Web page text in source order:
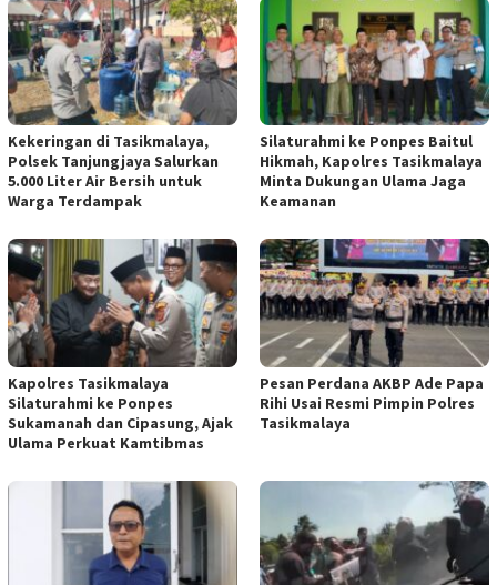
Kekeringan di Tasikmalaya,
Polsek Tanjungjaya Salurkan
5.000 Liter Air Bersih untuk
Warga Terdampak
Silaturahmi ke Ponpes Baitul
Hikmah, Kapolres Tasikmalaya
Minta Dukungan Ulama Jaga
Keamanan
Kapolres Tasikmalaya
Silaturahmi ke Ponpes
Sukamanah dan Cipasung, Ajak
Ulama Perkuat Kamtibmas
Pesan Perdana AKBP Ade Papa
Rihi Usai Resmi Pimpin Polres
Tasikmalaya